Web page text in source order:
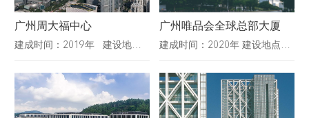
广州周大福中心
建成时间：2019年 建设地点：广东省广州市 总建筑面积：507681㎡ 建筑高度：530m 合作设计单位：KPF、L&O、ARUP、PB
广州唯品会全球总部大厦
建成时间：2020年 建设地点：广东省广州市 建筑面积：168519㎡ 建筑高度：172.5m 合作设计：gmp